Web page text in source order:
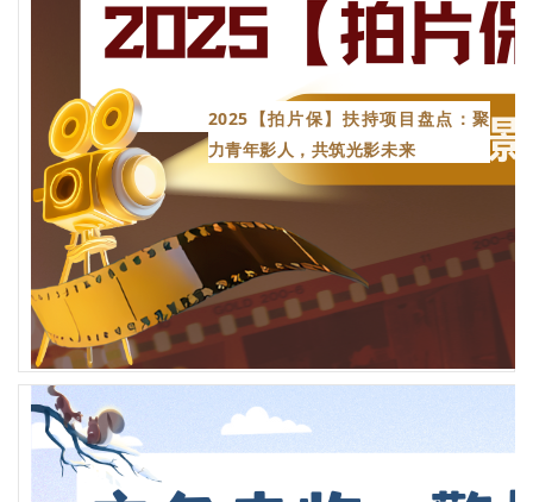
2025【拍片保】扶持项目盘点：聚
力青年影人，共筑光影未来